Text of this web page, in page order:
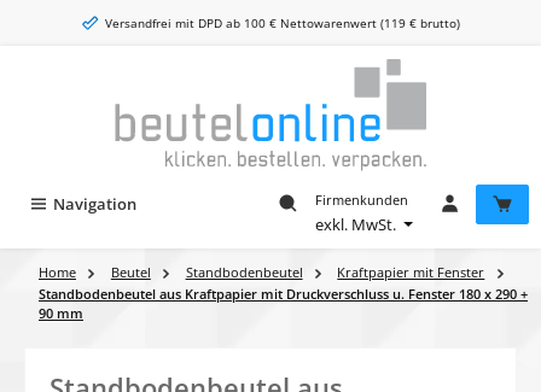
Zum Hauptinhalt springenVersandfrei mit DPD ab 100 € Nettowarenwert (119 € brutto)
Navigation Firmenkunden
exkl. MwSt.
Home Beutel Standbodenbeutel
Kraftpapier mit Fenster
Standbodenbeutel aus Kraftpapier mit Druckverschluss u. Fenster 180 x 290 +
90 mm